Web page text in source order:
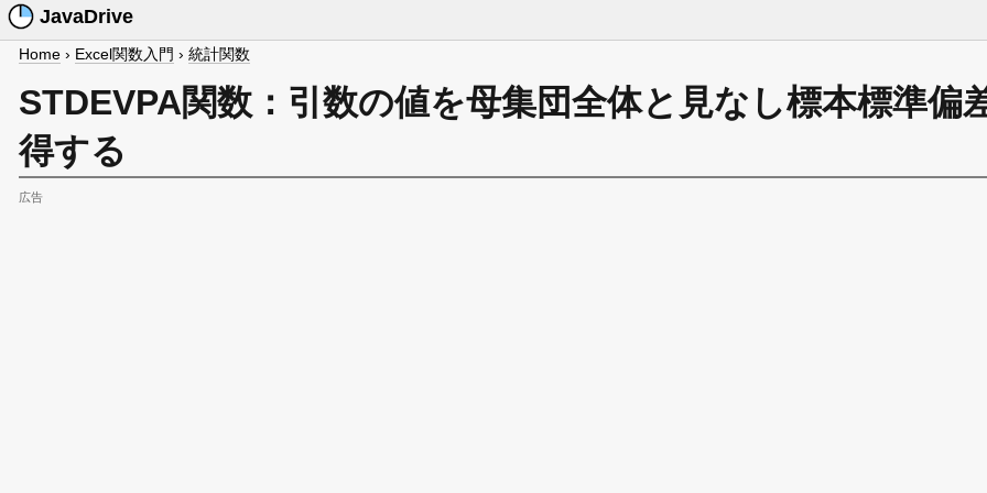
JavaDrive
Home › Excel関数入門 › 統計関数
STDEVPA関数：引数の値を母集団全体と見なし標本標準偏
得する
広告